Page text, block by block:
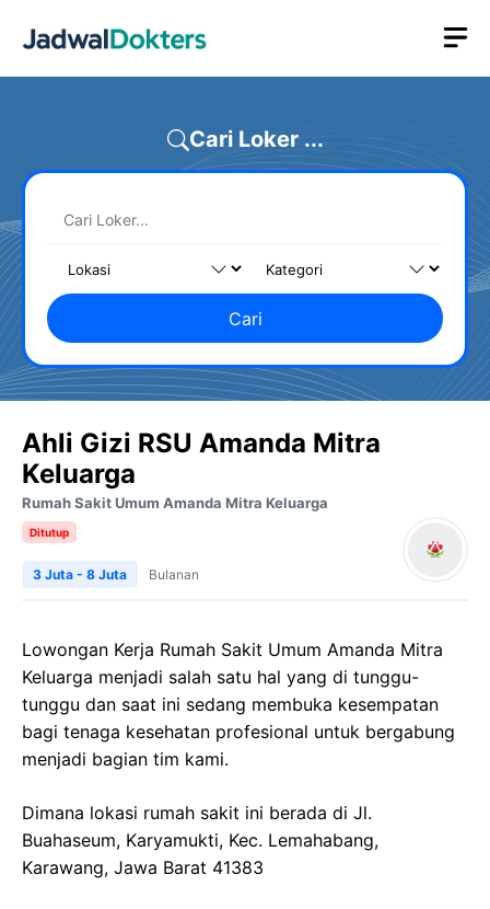
Cari Loker ...
Cari
Ahli Gizi RSU Amanda Mitra
Keluarga
Rumah Sakit Umum Amanda Mitra Keluarga
Ditutup
3 Juta - 8 Juta Bulanan
Lowongan Kerja Rumah Sakit Umum Amanda Mitra
Keluarga menjadi salah satu hal yang di tunggu-
tunggu dan saat ini sedang membuka kesempatan
bagi tenaga kesehatan profesional untuk bergabung
menjadi bagian tim kami.
Dimana lokasi rumah sakit ini berada di Jl.
Buahaseum, Karyamukti, Kec. Lemahabang,
Karawang, Jawa Barat 41383